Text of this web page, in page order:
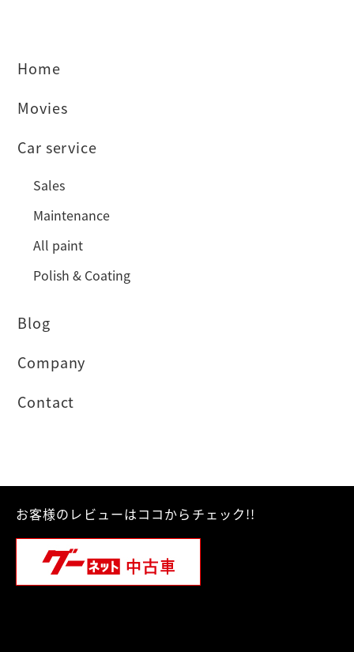
Home
Movies
Car service
Sales
Maintenance
All paint
Polish & Coating
Blog
Company
Contact
お客様のレビューはココからチェック!!